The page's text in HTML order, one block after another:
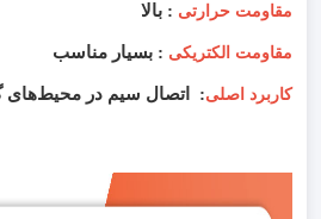
مقاومت حرارتی : بالا
مقاومت الکتریکی : بسیار مناسب
کاربرد اصلی: اتصال سیم در محیط‌های